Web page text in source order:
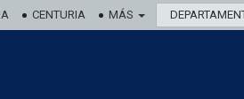
CENTURIA MÁS